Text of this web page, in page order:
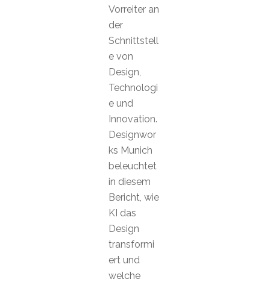
Vorreiter an
der
Schnittstell
e von
Design,
Technologi
e und
Innovation.
Designwor
ks Munich
beleuchtet
in diesem
Bericht, wie
KI das
Design
transformi
ert und
welche